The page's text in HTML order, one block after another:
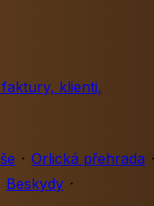
klienti,
· Orlická přehrada ·
Beskydy ·